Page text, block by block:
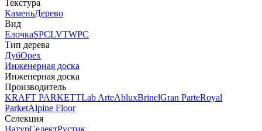
Текстура
КаменьДерево
Вид
ЕлочкаSPCLVTWPC
Тип дерева
ДубОрех
Инженерная доска
Инженерная доска
Производитель
KRAFT PARKETTLab ArteAbluxBrinelGran ParteRoyal
ParketAlpine Floor
Селекция
НатурСелектРустик